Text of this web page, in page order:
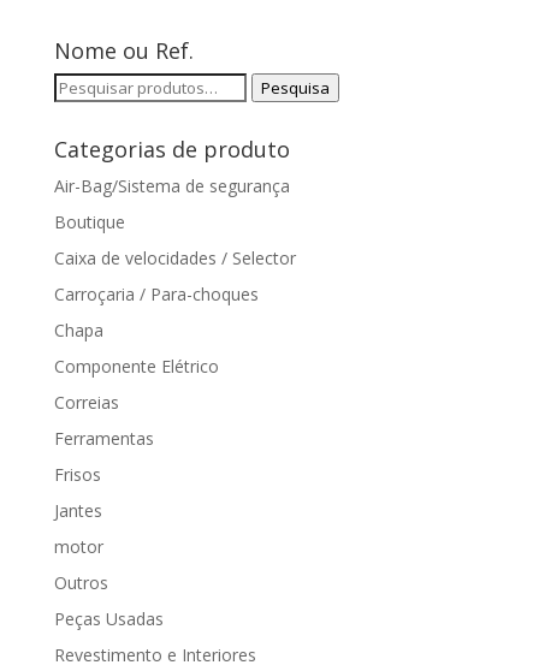
Nome ou Ref.
Pesquisar
Pesquisa
Categorias de produto
Air-Bag/Sistema de segurança
Boutique
Caixa de velocidades / Selector
Carroçaria / Para-choques
Chapa
Componente Elétrico
Correias
Ferramentas
Frisos
Jantes
motor
Outros
Peças Usadas
Revestimento e Interiores